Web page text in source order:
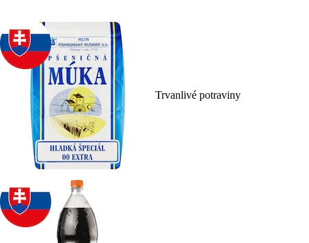
Trvanlivé potraviny